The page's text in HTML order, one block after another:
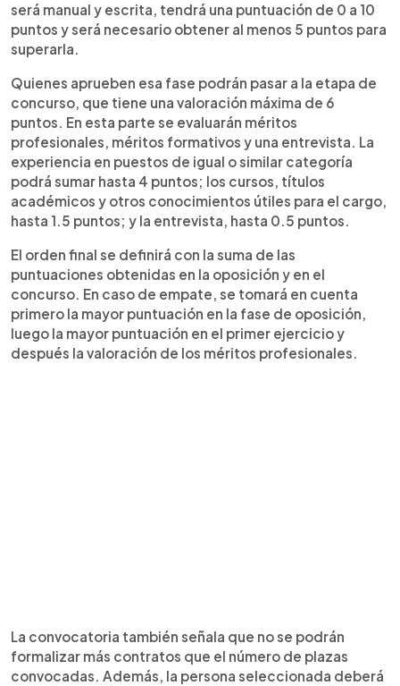
será manual y escrita, tendrá una puntuación de 0 a 10
puntos y será necesario obtener al menos 5 puntos para
superarla.
Quienes aprueben esa fase podrán pasar a la etapa de
concurso, que tiene una valoración máxima de 6
puntos. En esta parte se evaluarán méritos
profesionales, méritos formativos y una entrevista. La
experiencia en puestos de igual o similar categoría
podrá sumar hasta 4 puntos; los cursos, títulos
académicos y otros conocimientos útiles para el cargo,
hasta 1.5 puntos; y la entrevista, hasta 0.5 puntos.
El orden final se definirá con la suma de las
puntuaciones obtenidas en la oposición y en el
concurso. En caso de empate, se tomará en cuenta
primero la mayor puntuación en la fase de oposición,
luego la mayor puntuación en el primer ejercicio y
después la valoración de los méritos profesionales.
La convocatoria también señala que no se podrán
formalizar más contratos que el número de plazas
convocadas. Además, la persona seleccionada deberá